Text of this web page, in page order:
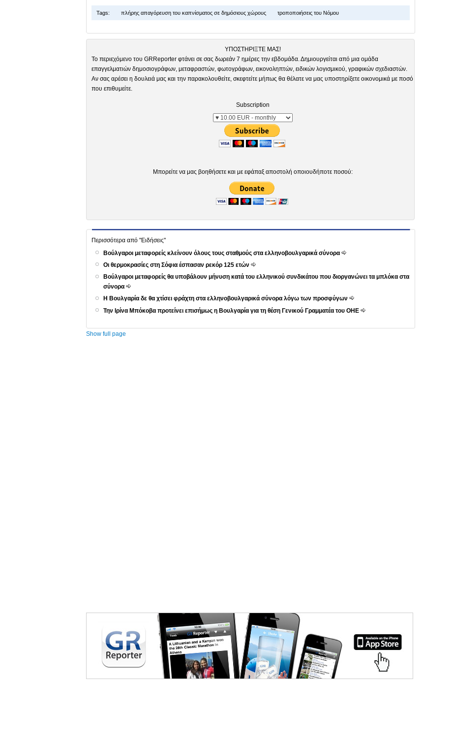
Tags: πλήρης απαγόρευση του καπνίσματος σε δημόσιους χώρους τροποποιήσεις του Νόμου
ΥΠΟΣΤΗΡΙΞΤΕ ΜΑΣ!
Το περιεχόμενο του GRReporter φτάνει σε σας δωρεάν 7 ημέρες την εβδομάδα. Δημιουργείται από μια ομάδα
επαγγελματιών δημοσιογράφων, μεταφραστών, φωτογράφων, εικονοληπτών, ειδικών λογισμικού, γραφικών σχεδιαστών.
Αν σας αρέσει η δουλειά μας και την παρακολουθείτε, σκεφτείτε μήπως θα θέλατε να μας υποστηρίξετε οικονομικά με ποσό
που επιθυμείτε.
Subscription
Μπορείτε να μας βοηθήσετε και με εφάπαξ αποστολή οποιουδήποτε ποσού:
Περισσότερα από "Ειδήσεις"
Βούλγαροι μεταφορείς κλείνουν όλους τους σταθμούς στα ελληνοβουλγαρικά σύνορα
Οι θερμοκρασίες στη Σόφια έσπασαν ρεκόρ 125 ετών
Βούλγαροι μεταφορείς θα υποβάλουν μήνυση κατά του ελληνικού συνδικάτου που διοργανώνει τα μπλόκα στα
σύνορα
Η Βουλγαρία δε θα χτίσει φράχτη στα ελληνοβουλγαρικά σύνορα λόγω των προσφύγων
Την Ιρίνα Μπόκοβα προτείνει επισήμως η Βουλγαρία για τη θέση Γενικού Γραμματέα του ΟΗΕ
Show full page